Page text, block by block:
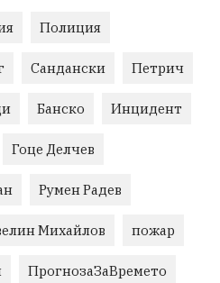
Полиция
Сандански Петрич
Банско Инцидент
Гоце Делчев
Румен Радев
Михайлов пожар
ПрогнозаЗаВремето